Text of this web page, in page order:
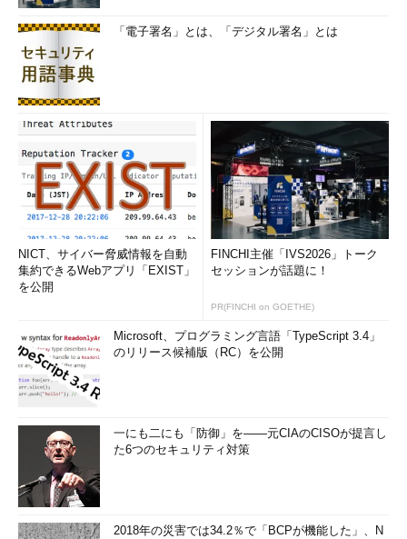
「電子署名」とは、「デジタル署名」とは
NICT、サイバー脅威情報を自動
集約できるWebアプリ「EXIST」
を公開
FINCHI主催「IVS2026」トーク
セッションが話題に！
PR(FINCHI on GOETHE)
Microsoft、プログラミング言語「TypeScript 3.4」
のリリース候補版（RC）を公開
一にも二にも「防御」を――元CIAのCISOが提言し
た6つのセキュリティ対策
2018年の災害では34.2％で「BCPが機能した」、N